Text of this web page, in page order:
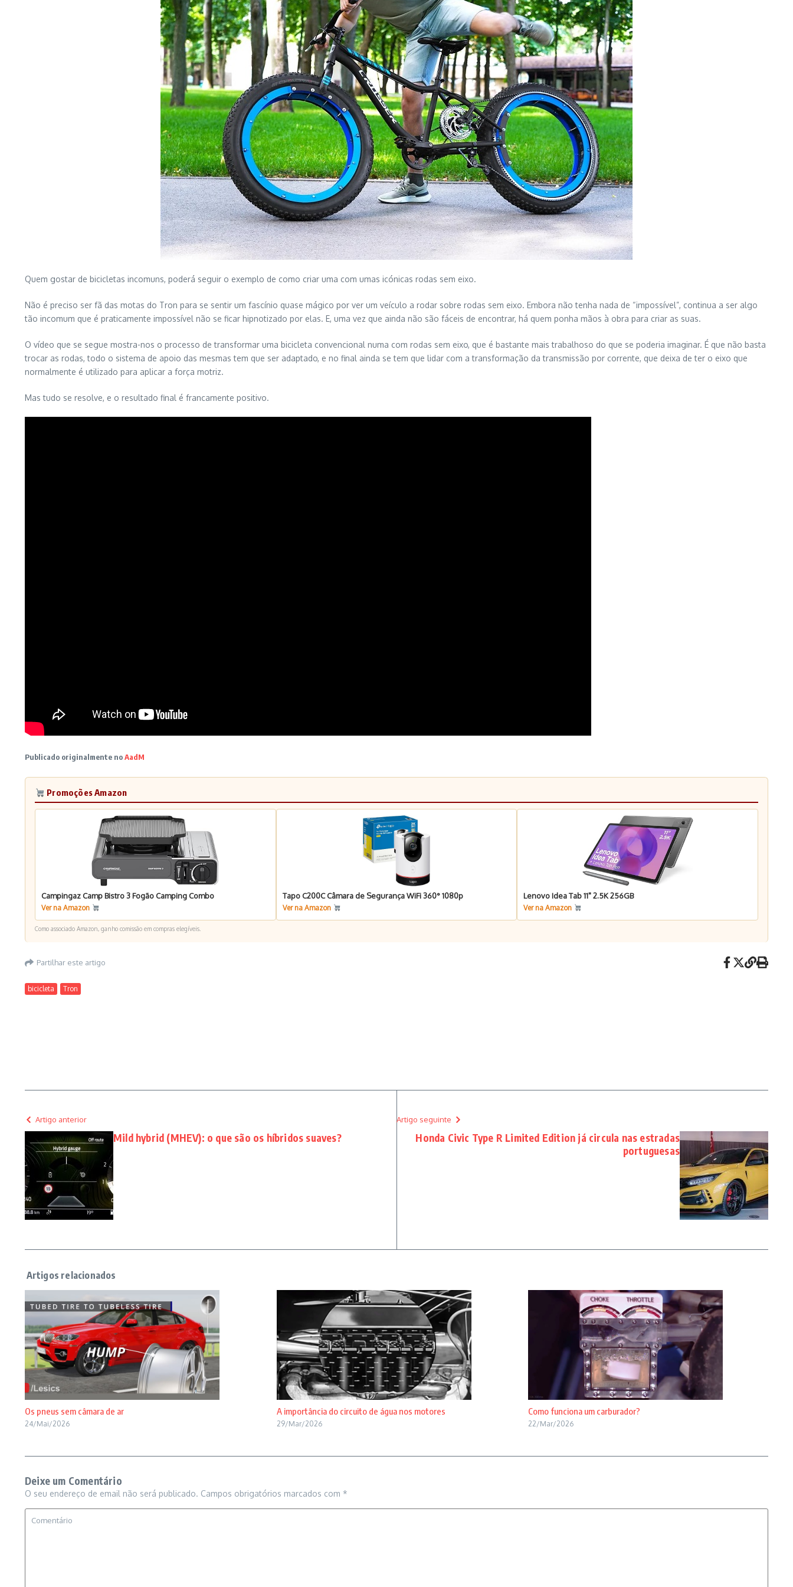
Quem gostar de bicicletas incomuns, poderá seguir o exemplo de como criar uma com umas icónicas rodas sem eixo.
Não é preciso ser fã das motas do Tron para se sentir um fascínio quase mágico por ver um veículo a rodar sobre rodas sem eixo. Embora não tenha nada de “impossível”, continua a ser algo
tão incomum que é praticamente impossível não se ficar hipnotizado por elas. E, uma vez que ainda não são fáceis de encontrar, há quem ponha mãos à obra para criar as suas.
O vídeo que se segue mostra-nos o processo de transformar uma bicicleta convencional numa com rodas sem eixo, que é bastante mais trabalhoso do que se poderia imaginar. É que não basta
trocar as rodas, todo o sistema de apoio das mesmas tem que ser adaptado, e no final ainda se tem que lidar com a transformação da transmissão por corrente, que deixa de ter o eixo que
normalmente é utilizado para aplicar a força motriz.
Mas tudo se resolve, e o resultado final é francamente positivo.
Publicado originalmente noAadM
Promoções Amazon
Campingaz Camp Bistro 3 Fogão Camping Combo
Ver na Amazon
Tapo C200C Câmara de Segurança WiFi 360° 1080p
Ver na Amazon
Lenovo Idea Tab 11" 2.5K 256GB
Ver na Amazon
Como associado Amazon, ganho comissão em compras elegíveis.
Partilhar este artigo
bicicleta Tron
Artigo anterior
Mild hybrid (MHEV): o que são os híbridos suaves?
Artigo seguinte
Honda Civic Type R Limited Edition já circula nas estradas
portuguesas
Os pneus sem câmara de ar
24/Mai/2026
A importância do circuito de água nos motores
29/Mar/2026
Como funciona um carburador?
22/Mar/2026
Deixe um Comentário
O seu endereço de email não será publicado. Campos obrigatórios marcados com *